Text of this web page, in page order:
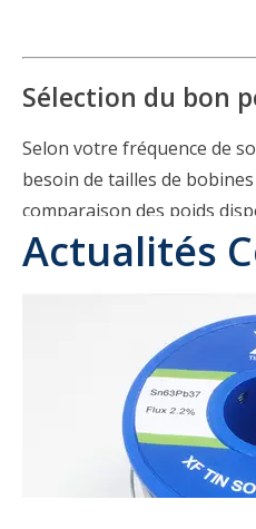
Sélection du bon
Selon votre fréquence de
besoin de tailles de
comparaison des poids
- Super fil de soudure
de petits projets.
Compact et facile à
- Super fil de soudure
Une option de milieu
amateurs réguliers.
Actualités